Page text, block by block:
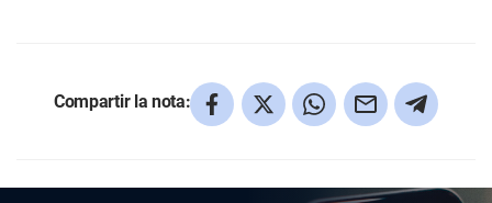
Compartir la nota: